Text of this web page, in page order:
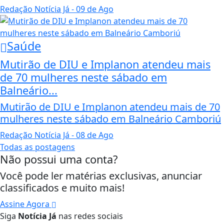
Redação Notícia Já - 09 de Ago
Saúde
Mutirão de DIU e Implanon atendeu mais
de 70 mulheres neste sábado em
Balneário...
Mutirão de DIU e Implanon atendeu mais de 70
mulheres neste sábado em Balneário Camboriú
Redação Notícia Já - 08 de Ago
Todas as postagens
Não possui uma conta?
Você pode ler matérias exclusivas, anunciar
classificados e muito mais!
Assine Agora
Siga Notícia Já nas redes sociais